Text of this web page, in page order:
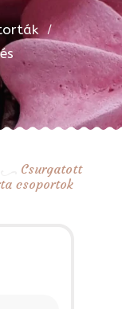
Csurgatott
csoportok